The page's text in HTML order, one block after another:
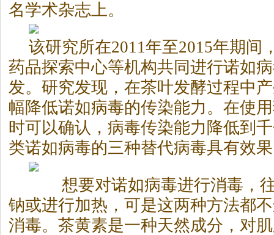
名学术杂志上。
该研究所在2011年至2015年期间
药品探索中心等机构共同进行诺如
发。研究发现，在茶叶发酵过程中
幅降低诺如病毒的传染能力。在使
时可以确认，病毒传染能力降低到
类诺如病毒的三种替代病毒具有效
想要对诺如病毒进行消毒，往
钠或进行加热，可是这两种方法都
消毒。茶黄素是一种天然成分，对